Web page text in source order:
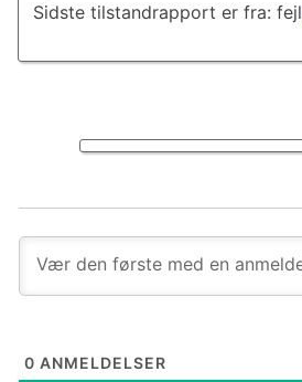
0 ANMELDELSER
Sidste tilstandrapport er fra: fejl